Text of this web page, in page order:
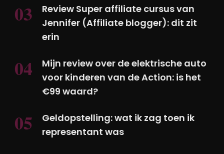
Review Super affiliate cursus van
Jennifer (Affiliate blogger): dit zit
erin
Mijn review over de elektrische auto
voor kinderen van de Action: is het
€99 waard?
Geldopstelling: wat ik zag toen ik
representant was